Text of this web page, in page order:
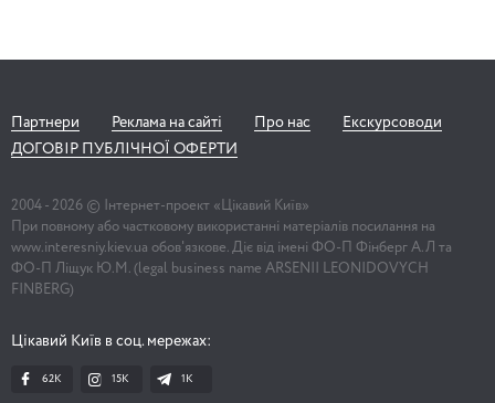
Партнери Реклама на сайті Про нас
Екскурсоводи
ДОГОВІР ПУБЛІЧНОЇ ОФЕРТИ
2004 - 2026 © Інтернет-проект «Цікавий Київ»
При повному або частковому використанні матеріалів посилання на
www.interesniy.kiev.ua обов'язкове. Діє від імені ФО-П Фінберг А.Л та
ФО-П Ліщук Ю.М. (legal business name ARSENII LEONIDOVYCH
FINBERG)
Цікавий Київ в соц. мережах:
62K 15K 1К